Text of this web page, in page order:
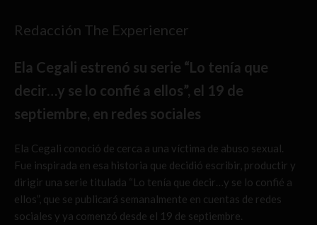
Redacción The Experiencer
Ela Cegali estrenó su serie “Lo tenía que
decir…y se lo confié a ellos”, el 19 de
septiembre, en redes sociales
Ela Cegali conoció de cerca a una víctima de abuso sexual.
Fue inspirada en esa historia que decidió escribir, productir y
dirigir una serie titulada “Lo tenía que decir…y se lo confié a
ellos”, que se publicará semanalmente en cuentas de redes
sociales y ya comenzó desde el 19 de septiembre.